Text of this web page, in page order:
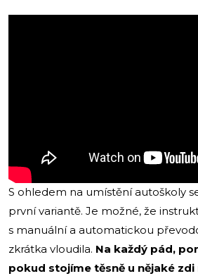
S ohledem na umístění autoškoly
první variantě. Je možné, že
s manuální a automatickou
zkrátka vloudila. Na každý pád,
pokud stojíme těsně u nějaké zdi